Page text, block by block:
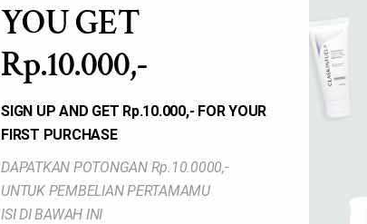
YOU GET
Rp.10.000,-
SIGN UP AND GET Rp.10.000,- FOR YOUR
FIRST PURCHASE
DAPATKAN POTONGAN Rp.10.0000,-
UNTUK PEMBELIAN PERTAMAMU
ISI DI BAWAH INI